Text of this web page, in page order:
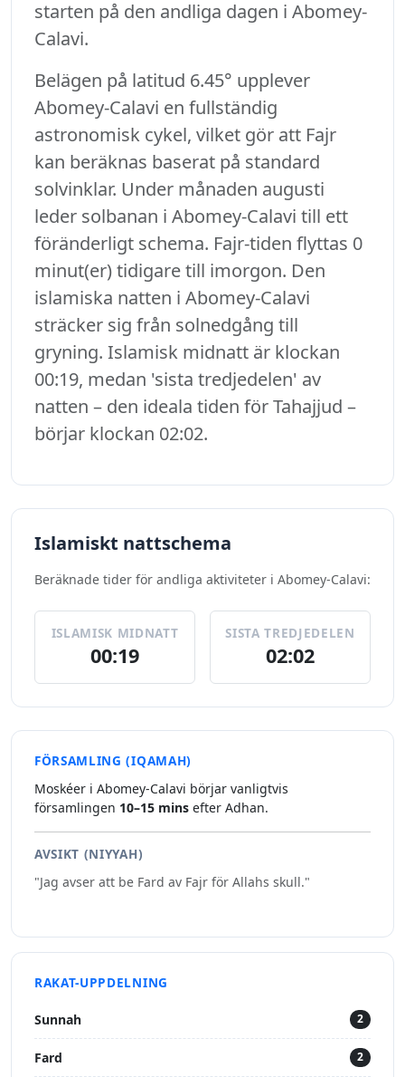
starten på den andliga dagen i Abomey-
Calavi.
Belägen på latitud 6.45° upplever
Abomey-Calavi en fullständig
astronomisk cykel, vilket gör att Fajr
kan beräknas baserat på standard
solvinklar. Under månaden augusti
leder solbanan i Abomey-Calavi till ett
föränderligt schema. Fajr-tiden flyttas 0
minut(er) tidigare till imorgon. Den
islamiska natten i Abomey-Calavi
sträcker sig från solnedgång till
gryning. Islamisk midnatt är klockan
00:19, medan 'sista tredjedelen' av
natten – den ideala tiden för Tahajjud –
börjar klockan 02:02.
Islamiskt nattschema
Beräknade tider för andliga aktiviteter i Abomey-Calavi:
ISLAMISK MIDNATT
00:19
SISTA TREDJEDELEN
02:02
FÖRSAMLING (IQAMAH)
Moskéer i Abomey-Calavi börjar vanligtvis
församlingen 10–15 mins efter Adhan.
AVSIKT (NIYYAH)
"Jag avser att be Fard av Fajr för Allahs skull."
RAKAT-UPPDELNING
Sunnah 2
Fard 2